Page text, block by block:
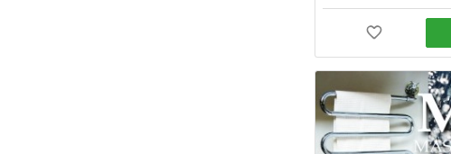
Мастер прибудет
время (± 30 мин),
смеситель за 45-90
письменную
Стоимость — от 1000